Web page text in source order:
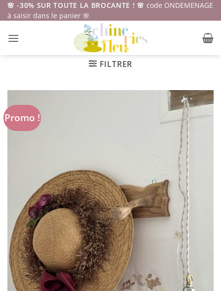
Passer
au
🌸 -30% SUR TOUTE LA BROCANTE ! 🌸 code ONDEMENAGE
à saisir dans le panier 🌸
FILTRER
Promo !